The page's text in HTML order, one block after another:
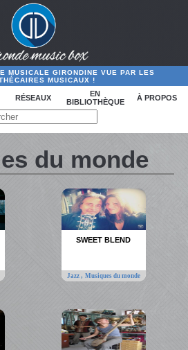
MUSICALE GIRONDINE VUE PAR LES
MUSICAUX !
RÉSEAUX
EN
BIBLIOTHÈQUE
À PROPOS
du monde
SWEET BLEND
Jazz , Musiques du monde